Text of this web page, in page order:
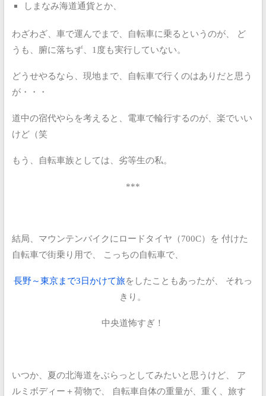
しまなみ海道通貨とか、
わざわざ、車で運んでまで、自転車に乗るというのが、
ど
うも、腑に落ちず、1度も実行していない。
どうせやるなら、現地まで、自転車で行くのはありだと思う
が・・・
道中の宿代やらを考えると、電車で輪行するのが、楽でいい
けど（笑
もう、自転車族としては、劣等生の私。
***
結局、マウンテンバイクにロードタイヤ（700C）を 付けた
自転車で街乗り用で、
こっちの自転車で、
長野～東京まで3日かけて旅をしたこともあったが、
それっ
きり。
中央道怖すぎ！
いつか、夏の北海道をぶらっとしてみたいと思うけど、
ア
ルミボディー＋荷物で、
自転車自体の重量が、重く、旅す